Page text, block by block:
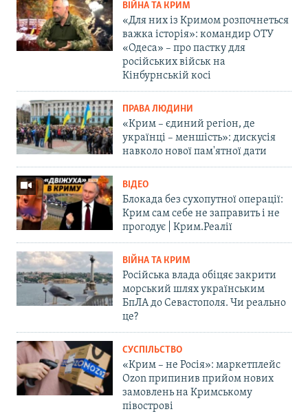
ВІЙНА ТА КРИМ
«Для них із Кримом розпочнеться
важка історія»: командир ОТУ
«Одеса» – про пастку для
російських військ на
Кінбурнській косі
ПРАВА ЛЮДИНИ
«Крим – єдиний регіон, де
українці – меншість»: дискусія
навколо нової пам'ятної дати
ВІДЕО
Блокада без сухопутної операції:
Крим сам себе не заправить і не
прогодує | Крим.Реалії
ВІЙНА ТА КРИМ
Російська влада обіцяє закрити
морський шлях українським
БпЛА до Севастополя. Чи реально
це?
СУСПІЛЬСТВО
«Крим – не Росія»: маркетплейс
Ozon припинив прийом нових
замовлень на Кримському
півострові